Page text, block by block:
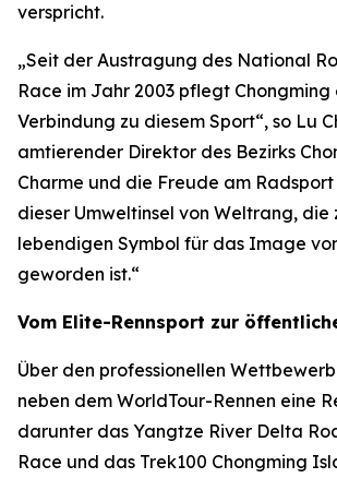
verspricht.
„Seit der Austragung des National
Race im Jahr 2003 pflegt Chongming
Verbindung zu diesem Sport“, so Lu
amtierender Direktor des Bezirks
Charme und die Freude am
dieser Umweltinsel von Weltrang, die
lebendigen Symbol für das Image
geworden ist.“
Vom Elite-Rennsport zur
Über den professionellen
neben dem WorldTour-Rennen eine
darunter das Yangtze River Delta
Race und das Trek100 Chongming